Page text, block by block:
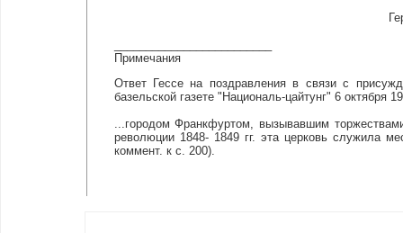
Примечания
Ответ Гессе на поздравления в связи с
базельской газете "Националь-цайтунг" 6 октября
...городом Франкфуртом, вызывавшим
революции 1848- 1849 гг. эта церковь служила
коммент. к с. 200).